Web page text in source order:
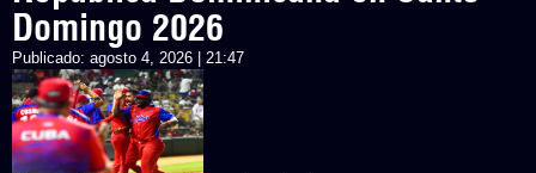
Domingo 2026
Publicado: agosto 4, 2026 | 21:47